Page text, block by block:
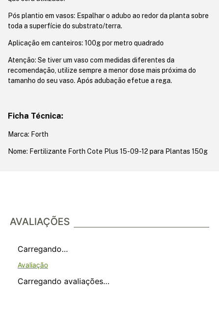
Pós plantio em vasos: Espalhar o adubo ao redor da planta sobre
toda a superfície do substrato/terra.
Aplicação em canteiros: 100g por metro quadrado
Atenção: Se tiver um vaso com medidas diferentes da
recomendação, utilize sempre a menor dose mais próxima do
tamanho do seu vaso. Após adubação efetue a rega.
Ficha Técnica:
Marca: Forth
Nome: Fertilizante Forth Cote Plus 15-09-12 para Plantas 150g
AVALIAÇÕES
Carregando…
Carregando avaliações…